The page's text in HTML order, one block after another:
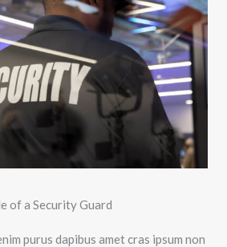
of a Security Guard
purus dapibus amet cras ipsum non